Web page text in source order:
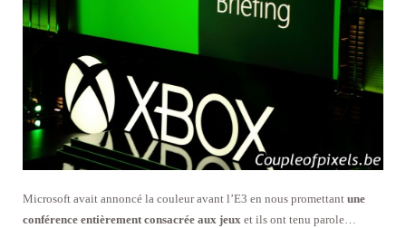
Microsoft avait annoncé la couleur avant l’E3 en nous promettant une
conférence entièrement consacrée aux jeux et ils ont tenu parole…